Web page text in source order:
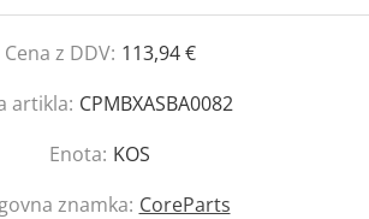
Cena z DDV: 113,94 €
artikla: CPMBXASBA0082
Enota: KOS
znamka: CoreParts